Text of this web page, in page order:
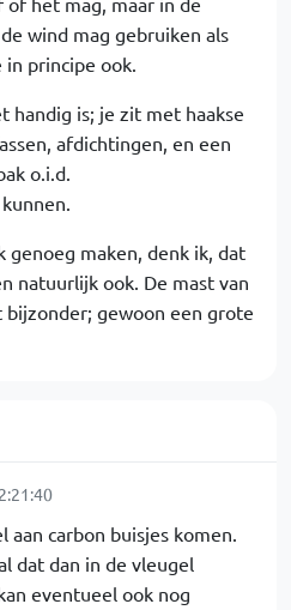
wind mag gebruiken als
in principe ook.
handig is; je zit met haakse
afdichtingen, en een
o.i.d.
genoeg maken, denk ik, dat
natuurlijk ook. De mast van
bijzonder; gewoon een grote
aan carbon buisjes komen.
dat dan in de vleugel
eventueel ook nog